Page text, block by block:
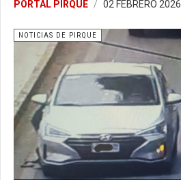
PORTAL PIRQUE 02 FEBRERO 2026
NOTICIAS DE PIRQUE